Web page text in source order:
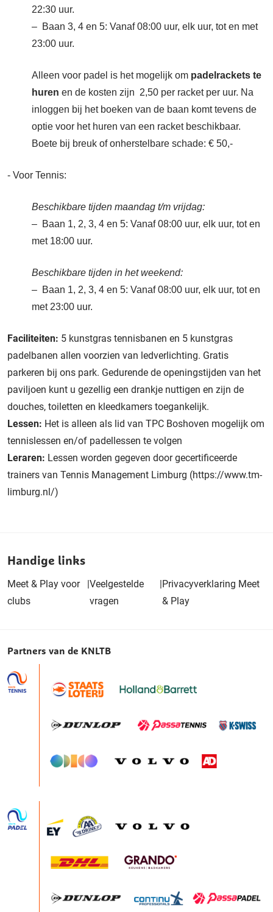
22:30 uur.
– Baan 3, 4 en 5: Vanaf 08:00 uur, elk uur, tot en met
23:00 uur.
Alleen voor padel is het mogelijk om padelrackets te
huren en de kosten zijn 2,50 per racket per uur. Na
inloggen bij het boeken van de baan komt tevens de
optie voor het huren van een racket beschikbaar.
Boete bij breuk of onherstelbare schade: € 50,-
- Voor Tennis:
Beschikbare tijden maandag t/m vrijdag:
– Baan 1, 2, 3, 4 en 5: Vanaf 08:00 uur, elk uur, tot en
met 18:00 uur.
Beschikbare tijden in het weekend:
– Baan 1, 2, 3, 4 en 5: Vanaf 08:00 uur, elk uur, tot en
met 23:00 uur.
Faciliteiten: 5 kunstgras tennisbanen en 5 kunstgras
padelbanen allen voorzien van ledverlichting. Gratis
parkeren bij ons park. Gedurende de openingstijden van het
paviljoen kunt u gezellig een drankje nuttigen en zijn de
douches, toiletten en kleedkamers toegankelijk.
Lessen: Het is alleen als lid van TPC Boshoven mogelijk om
tennislessen en/of padellessen te volgen
Leraren: Lessen worden gegeven door gecertificeerde
trainers van Tennis Management Limburg (https://www.tm-
limburg.nl/)
Handige links
Meet & Play voor
clubs
|Veelgestelde
vragen
|Privacyverklaring Meet
& Play
Partners van de KNLTB